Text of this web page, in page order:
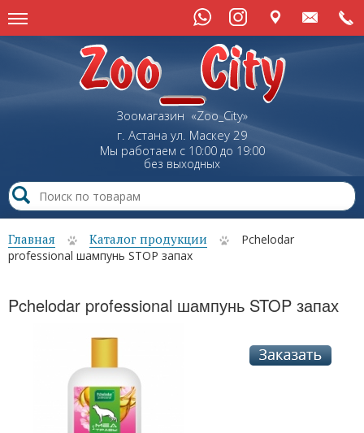
Зоомагазин «Zoo_City»
г. Астана ул. Маскеу29
Мы работаем с 10:00 до 19:00
без выходных
Главная Каталог продукции
Pchelodar
professional шампунь STOP запах
Pchelodar professional шампунь STOP запах